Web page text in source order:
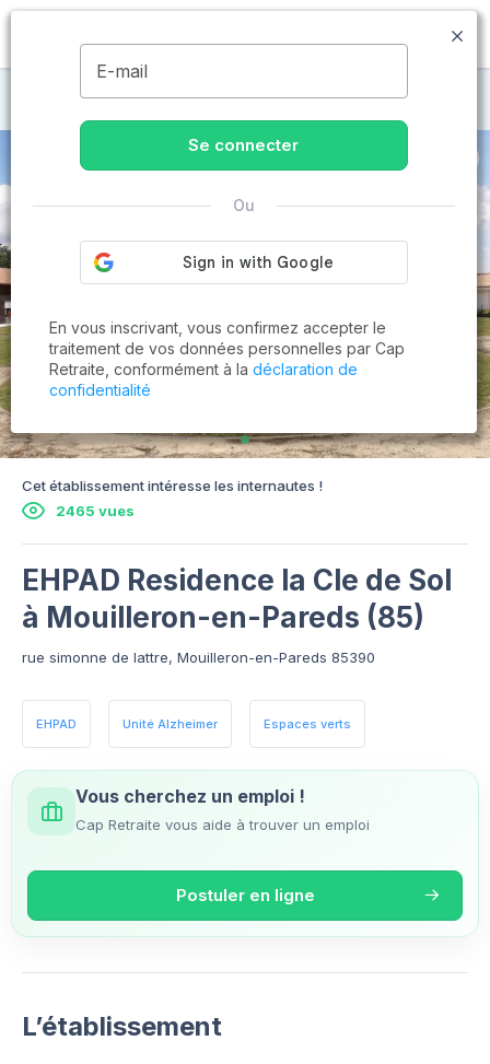
MENU
Maisons de retraite à Mouilleron-en-Pareds
Cet établissement intéresse les internautes !
2465 vues
EHPAD Residence la Cle de Sol
à Mouilleron-en-Pareds (85)
rue simonne de lattre, Mouilleron-en-Pareds 85390
EHPAD Unité Alzheimer Espaces verts
Vous cherchez un emploi !
Cap Retraite vous aide à trouver un emploi
Postuler en ligne
L’établissement
E-mail
Se connecter
Ou
En vous inscrivant, vous confirmez accepter le
traitement de vos données personnelles par Cap
Retraite, conformément à la déclaration de
confidentialité